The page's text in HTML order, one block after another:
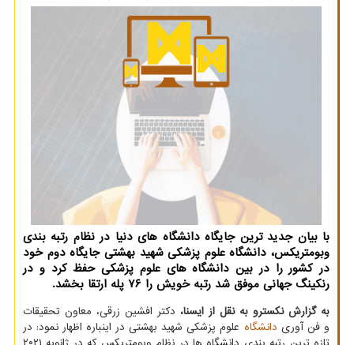
با بیان جدید ترین جایگاه دانشگاه های دنیا در نظام رتبه بندی
وبومتریکس، دانشگاه علوم پزشکی شهید بهشتی جایگاه دوم خود
در کشور را در بین دانشگاه های علوم پزشکی حفظ کرد و در
رنکینگ جهانی موفق شد رتبه خویش را ۷۶ پله ارتقا بخشد.
به گزارش نکسترو به نقل از ایسنا، دکتر افشین زرقی، معاون تحقیقات
و فن آوری دانشگاه علوم پزشکی شهید بهشتی در اینباره اظهار نمود: در